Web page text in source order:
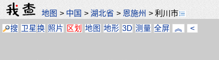
地图 > 中国 >湖北省 > 恩施州 >利川市
搜 卫星换 照片 区划 地图 地形 3D 测量 全屏 ︽ <